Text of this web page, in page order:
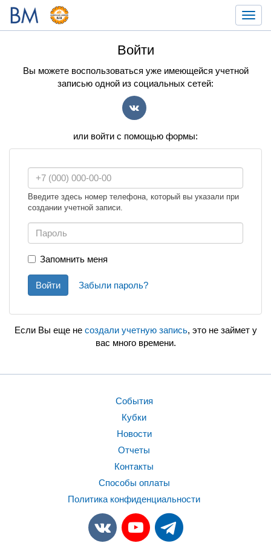
Войти
Вы можете воспользоваться уже имеющейся учетной
записью одной из социальных сетей:
или войти с помощью формы:
Введите здесь номер телефона, который вы указали при
создании учетной записи.
Запомнить меня
Войти Забыли пароль?
Если Вы еще не создали учетную запись, это не займет у
вас много времени.
События
Кубки
Новости
Отчеты
Контакты
Способы оплаты
Политика конфиденциальности